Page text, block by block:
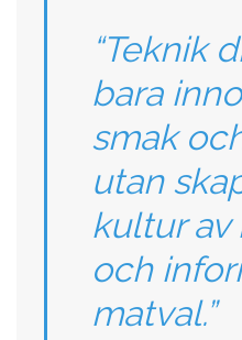
“Teknik
bara
smak
utan
kultur
och
matval.”